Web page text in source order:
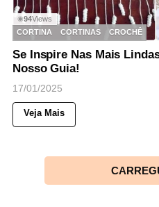
◉94Views
CORTINA
CORTINAS CROCHÊ
Se Inspire Nas Mais
Nosso Guia!
17/01/2025
Veja Mais